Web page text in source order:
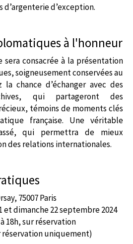
d’exception.
à l'honneur
consacrée à la présentation
soigneusement conservées au
la chance d’échanger avec des
qui partageront des
témoins de moments clés
française. Une véritable
qui permettra de mieux
des relations internationales.
75007 Paris
et dimanche 22 septembre 2024
18h, sur réservation
réservation uniquement)